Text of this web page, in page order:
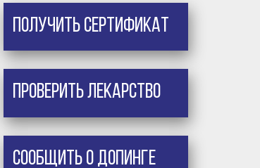
Получить сертификат
Проверить лекарство
Сообщить о допинге